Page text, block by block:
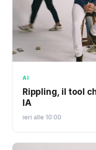
AI
Rippling, il tool
IA
ieri alle 10:00